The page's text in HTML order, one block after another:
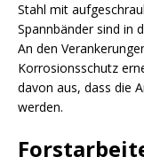
Stahl mit
Spannbänder sind in
An den
Korrosionsschutz
davon aus, dass die
werden.